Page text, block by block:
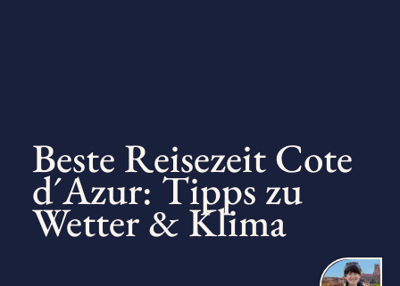
Beste Reisezeit Cote
d´Azur: Tipps zu
Wetter & Klima